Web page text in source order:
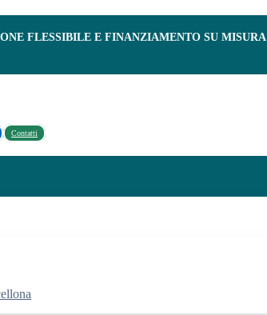
FLESSIBILE E FINANZIAMENTO SU MISURA
Contatti